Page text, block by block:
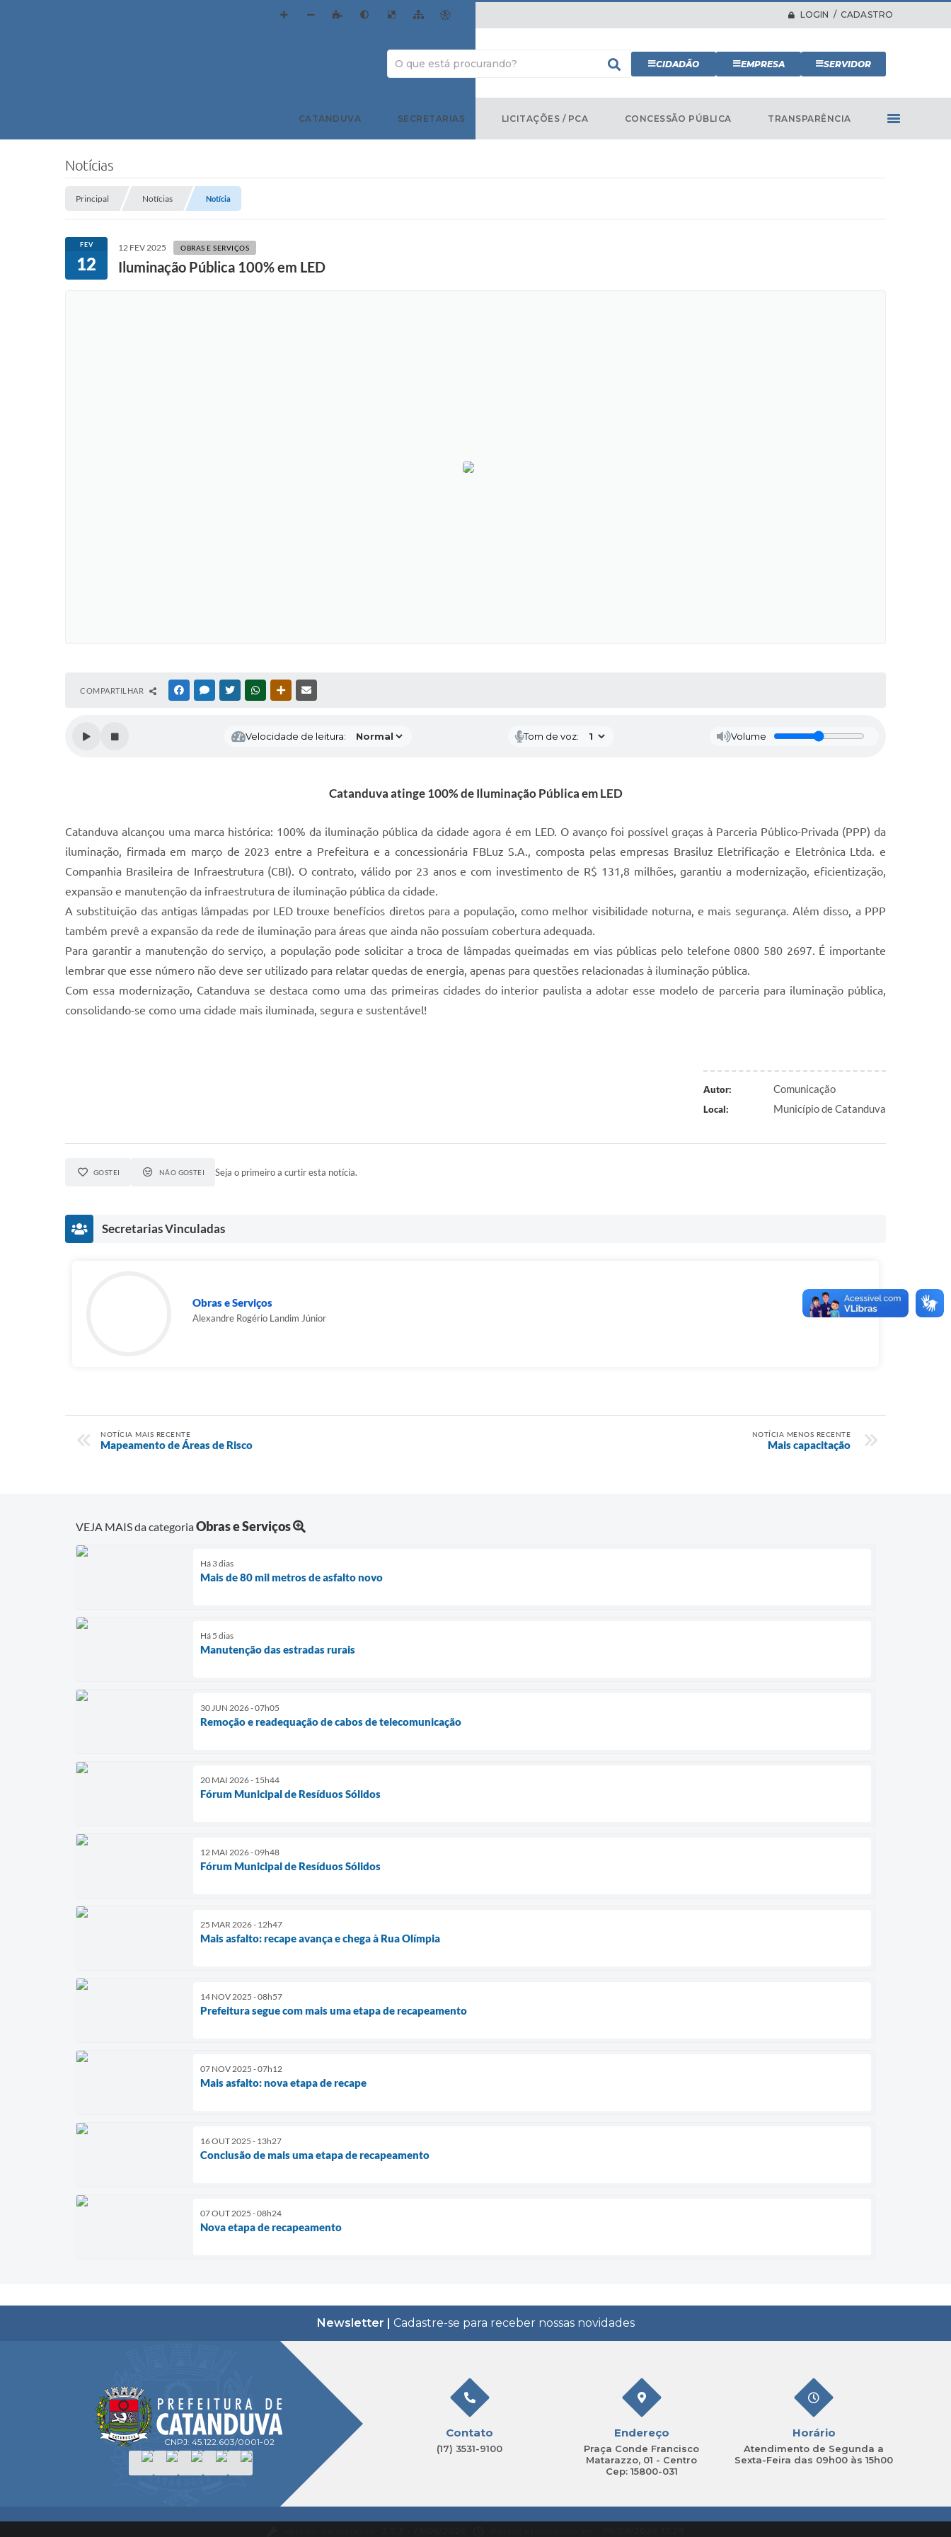
LOGIN / CADASTRO
CIDADÃO EMPRESA SERVIDOR
CATANDUVA SECRETARIAS LICITAÇÕES / PCA CONCESSÃO PÚBLICA TRANSPARÊNCIA
Notícias
Principal Notícias Notícia
FEV
12
12 FEV 2025 OBRAS E SERVIÇOS
Iluminação Pública 100% em LED
COMPARTILHAR FACEBOOKMESSENGER
TWITTERWHATSAPPOUTRAS MÍDIAS
Velocidade de leitura: Tom de voz: Volume
Catanduva atinge 100% de Iluminação Pública em LED
Catanduva alcançou uma marca histórica: 100% da iluminação pública da cidade agora é em LED. O avanço foi possível graças à Parceria Público-Privada (PPP) da
iluminação, firmada em março de 2023 entre a Prefeitura e a concessionária FBLuz S.A., composta pelas empresas Brasiluz Eletrificação e Eletrônica Ltda. e
Companhia Brasileira de Infraestrutura (CBI). O contrato, válido por 23 anos e com investimento de R$ 131,8 milhões, garantiu a modernização, eficientização,
expansão e manutenção da infraestrutura de iluminação pública da cidade.
A substituição das antigas lâmpadas por LED trouxe benefícios diretos para a população, como melhor visibilidade noturna, e mais segurança. Além disso, a PPP
também prevê a expansão da rede de iluminação para áreas que ainda não possuíam cobertura adequada.
Para garantir a manutenção do serviço, a população pode solicitar a troca de lâmpadas queimadas em vias públicas pelo telefone 0800 580 2697. É importante
lembrar que esse número não deve ser utilizado para relatar quedas de energia, apenas para questões relacionadas à iluminação pública.
Com essa modernização, Catanduva se destaca como uma das primeiras cidades do interior paulista a adotar esse modelo de parceria para iluminação pública,
consolidando-se como uma cidade mais iluminada, segura e sustentável!
Autor: Comunicação
Local: Município de Catanduva
GOSTEI NÃO GOSTEI Seja o primeiro a curtir esta notícia.
Secretarias Vinculadas
Obras e Serviços
Alexandre Rogério Landim Júnior
NOTÍCIA MAIS RECENTE
Mapeamento de Áreas de Risco
NOTÍCIA MENOS RECENTE
Mais capacitação
VEJA MAIS da categoriaObras e Serviços
Há 3 dias
Mais de 80 mil metros de asfalto novo
Há 5 dias
Manutenção das estradas rurais
30 JUN 2026 - 07h05
Remoção e readequação de cabos de telecomunicação
20 MAI 2026 - 15h44
Fórum Municipal de Resíduos Sólidos
12 MAI 2026 - 09h48
Fórum Municipal de Resíduos Sólidos
25 MAR 2026 - 12h47
Mais asfalto: recape avança e chega à Rua Olímpia
14 NOV 2025 - 08h57
Prefeitura segue com mais uma etapa de recapeamento
07 NOV 2025 - 07h12
Mais asfalto: nova etapa de recape
16 OUT 2025 - 13h27
Conclusão de mais uma etapa de recapeamento
07 OUT 2025 - 08h24
Nova etapa de recapeamento
Newsletter | Cadastre-se para receber nossas novidades
CNPJ: 45.122.603/0001-02
Contato
(17) 3531-9100
Endereço
Praça Conde Francisco
Matarazzo, 01 - Centro
Cep: 15800-031
Horário
Atendimento de Segunda a
Sexta-Feira das 09h00 às 15h00